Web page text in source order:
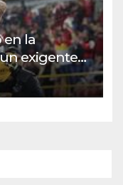
en la
exigente